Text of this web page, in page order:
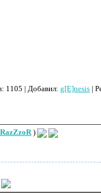
: 1105 | Добавил: g[E]nesis |
RazZzoR)